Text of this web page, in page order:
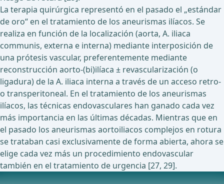
La terapia quirúrgica representó en el pasado el „estándar
de oro“ en el tratamiento de los aneurismas ilíacos. Se
realiza en función de la localización (aorta, A. iliaca
communis, externa e interna) mediante interposición de
una prótesis vascular, preferentemente mediante
reconstrucción aorto-(bi)ilíaca ± revascularización (o
ligadura) de la A. iliaca interna a través de un acceso retro-
o transperitoneal. En el tratamiento de los aneurismas
ilíacos, las técnicas endovasculares han ganado cada vez
más importancia en las últimas décadas. Mientras que en
el pasado los aneurismas aortoiliacos complejos en rotura
se trataban casi exclusivamente de forma abierta, ahora se
elige cada vez más un procedimiento endovascular
también en el tratamiento de urgencia [27, 29].
Estudios en curso actualmente sobre este tema